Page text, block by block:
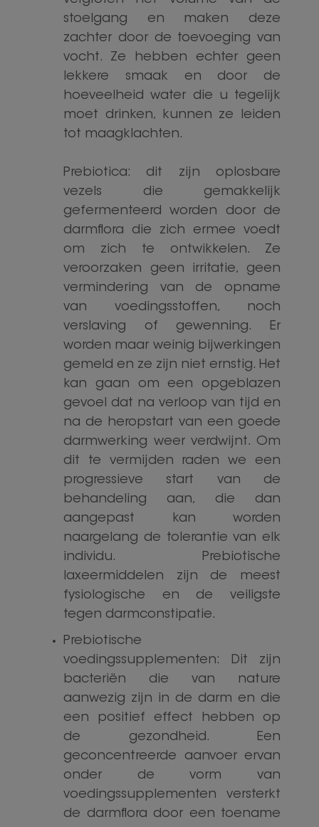
stoelgang en maken deze
zachter door de toevoeging van
vocht. Ze hebben echter geen
lekkere smaak en door de
hoeveelheid water die u tegelijk
moet drinken, kunnen ze leiden
tot maagklachten.
Prebiotica: dit zijn oplosbare
vezels die gemakkelijk
gefermenteerd worden door de
darmflora die zich ermee voedt
om zich te ontwikkelen. Ze
veroorzaken geen irritatie, geen
vermindering van de opname
van voedingsstoffen, noch
verslaving of gewenning. Er
worden maar weinig bijwerkingen
gemeld en ze zijn niet ernstig. Het
kan gaan om een opgeblazen
gevoel dat na verloop van tijd en
na de heropstart van een goede
darmwerking weer verdwijnt. Om
dit te vermijden raden we een
progressieve start van de
behandeling aan, die dan
aangepast kan worden
naargelang de tolerantie van elk
individu. Prebiotische
laxeermiddelen zijn de meest
fysiologische en de veiligste
tegen darmconstipatie.
Prebiotische
voedingssupplementen: Dit zijn
bacteriën die van nature
aanwezig zijn in de darm en die
een positief effect hebben op
de gezondheid. Een
geconcentreerde aanvoer ervan
onder de vorm van
voedingssupplementen versterkt
de darmflora door een toename